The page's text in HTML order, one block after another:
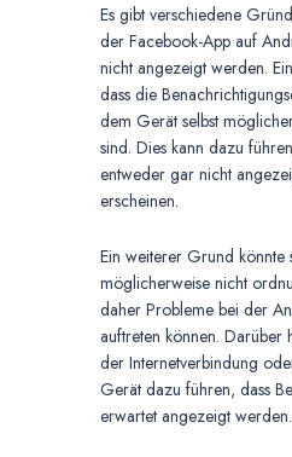
Es gibt verschiedene
der Facebook-App auf
nicht angezeigt werden.
dass die
dem Gerät selbst
sind. Dies kann dazu
entweder gar nicht
erscheinen.
Ein weiterer Grund könnte
möglicherweise nicht
daher Probleme bei der
auftreten können. Darüber
der Internetverbindung
Gerät dazu führen, dass
erwartet angezeigt werden.